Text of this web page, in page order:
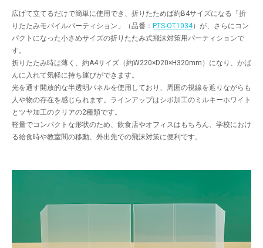
広げて立てるだけで簡単に使用でき、折りたためば約B4サイズになる「折
りたたみモバイルパーティション」（品番： PTS-OT1034）が、さらにコン
パクトになった小さめサイズの折りたたみ式飛沫対策用パーティションで
す。
折りたたみ時は薄く、約A4サイズ（約W220×D20×H320mm）になり、かば
んに入れて気軽に持ち運びができます。
光を通す開放的な半透明パネルを使用しており、周囲の視線を遮りながらも
人や物の存在を感じられます。ラインアップはシボ加工のミルキーホワイト
とツヤ加工のクリアの2種類です。
軽量でコンパクトな形状のため、飲食店やオフィスはもちろん、学校におけ
る給食時や教室間の移動、外出先での飛沫対策に便利です。